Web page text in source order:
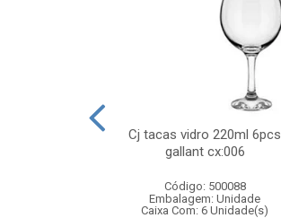
Cj tacas vidro 220ml 6pcs
gallant cx:006
Código: 500088
Embalagem: Unidade
Caixa Com: 6 Unidade(s)